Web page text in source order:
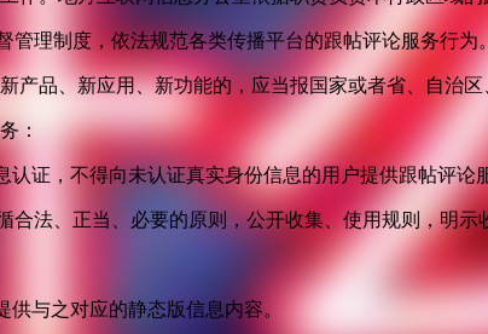
理制度，依法规范各类传播平台的跟帖评论服务行为
产品、新应用、新功能的，应当报国家或者省、自治
：
认证，不得向未认证真实身份信息的用户提供跟帖评论
合法、正当、必要的原则，公开收集、使用规则，明
供与之对应的静态版信息内容。